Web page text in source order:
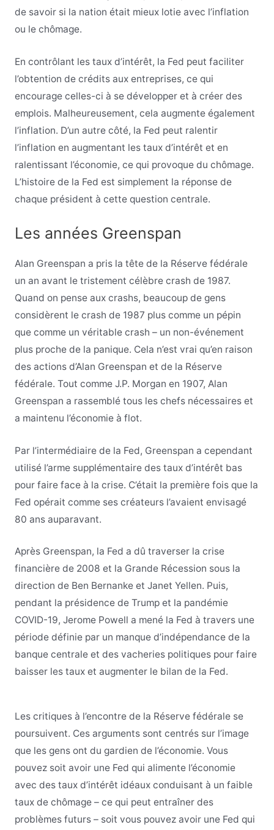
de savoir si la nation était mieux lotie avec l’inflation
ou le chômage.
En contrôlant les taux d’intérêt, la Fed peut faciliter
l’obtention de crédits aux entreprises, ce qui
encourage celles-ci à se développer et à créer des
emplois. Malheureusement, cela augmente également
l’inflation. D’un autre côté, la Fed peut ralentir
l’inflation en augmentant les taux d’intérêt et en
ralentissant l’économie, ce qui provoque du chômage.
L’histoire de la Fed est simplement la réponse de
chaque président à cette question centrale.
Les années Greenspan
Alan Greenspan a pris la tête de la Réserve fédérale
un an avant le tristement célèbre crash de 1987.
Quand on pense aux crashs, beaucoup de gens
considèrent le crash de 1987 plus comme un pépin
que comme un véritable crash – un non-événement
plus proche de la panique. Cela n’est vrai qu’en raison
des actions d’Alan Greenspan et de la Réserve
fédérale. Tout comme J.P. Morgan en 1907, Alan
Greenspan a rassemblé tous les chefs nécessaires et
a maintenu l’économie à flot.
Par l’intermédiaire de la Fed, Greenspan a cependant
utilisé l’arme supplémentaire des taux d’intérêt bas
pour faire face à la crise. C’était la première fois que la
Fed opérait comme ses créateurs l’avaient envisagé
80 ans auparavant.
Après Greenspan, la Fed a dû traverser la crise
financière de 2008 et la Grande Récession sous la
direction de Ben Bernanke et Janet Yellen. Puis,
pendant la présidence de Trump et la pandémie
COVID-19, Jerome Powell a mené la Fed à travers une
période définie par un manque d’indépendance de la
banque centrale et des vacheries politiques pour faire
baisser les taux et augmenter le bilan de la Fed.
Les critiques à l’encontre de la Réserve fédérale se
poursuivent. Ces arguments sont centrés sur l’image
que les gens ont du gardien de l’économie. Vous
pouvez soit avoir une Fed qui alimente l’économie
avec des taux d’intérêt idéaux conduisant à un faible
taux de chômage – ce qui peut entraîner des
problèmes futurs – soit vous pouvez avoir une Fed qui